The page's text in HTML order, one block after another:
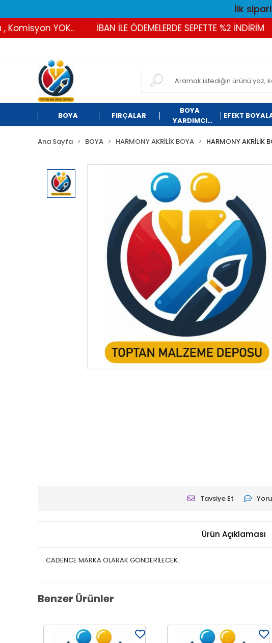
İlk
YOK.. İBAN İLE ÖDEMELERDE SEPETTE %2 İNDİRİM
BOYA FIRÇALAR
BOYA
YARDIMCI
EFEKT
Ana Sayfa BOYA HARMONY AKRİLİK BOYA HARMONY AKRİLİK
Tavsiye Et
Ürün Açıklaması
CADENCE MARKA OLARAK GÖNDERİLECEK.
Benzer Ürünler